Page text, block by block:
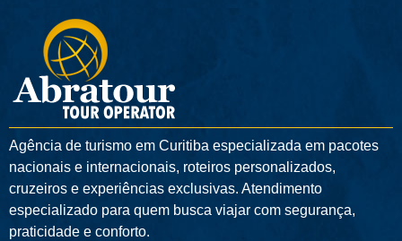
Agência de turismo em Curitiba especializada em pacotes
nacionais e internacionais, roteiros personalizados,
cruzeiros e experiências exclusivas. Atendimento
especializado para quem busca viajar com segurança,
praticidade e conforto.